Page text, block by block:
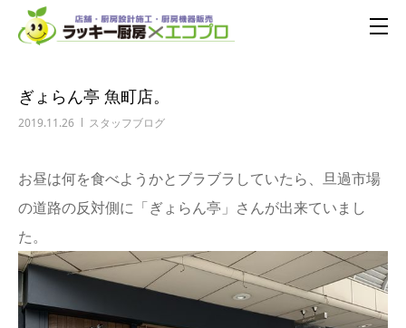
ぎょらん亭 魚町店。
2019.11.26 スタッフブログ
お昼は何を食べようかとブラブラしていたら、旦過市場
の道路の反対側に「ぎょらん亭」さんが出来ていまし
た。